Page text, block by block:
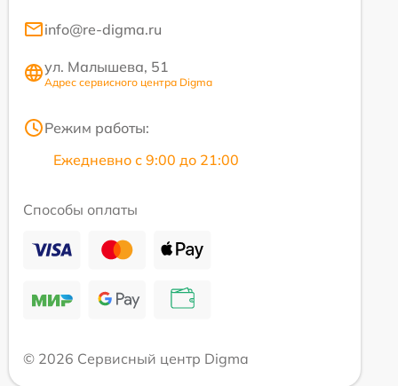
info@re-digma.ru
ул. Малышева, 51
Адрес сервисного центра Digma
Режим работы:
Ежедневно с 9:00 до 21:00
Способы оплаты
© 2026 Сервисный центр Digma